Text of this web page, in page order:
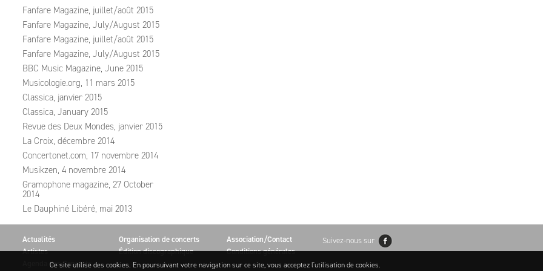
Fanfare Magazine, juillet/août 2015
Fanfare Magazine, July/August 2015
Fanfare Magazine, juillet/août 2015
Fanfare Magazine, July/August 2015
BBC Music Magazine, June 2015
Musicologie.org, 11 mars 2015
Classica, janvier 2015
Classica, January 2015
Revue des Deux Mondes, janvier 2015
La Croix, décembre 2014
Concertonet.com, 17 novembre 2014
Musikzen, 4 novembre 2014
Gramophone magazine, 27 October
2014
Le Dauphiné Libéré, mai 2013
Actualités
Artistes
Agenda des Concerts
Organisation de concerts
Édition discographique
Association/Contact
Conditions générales
Suivez-nous sur
Ce site utilise des cookies. En poursuivant votre navigation sur ce site, vous acceptez l'utilisation de cookies.